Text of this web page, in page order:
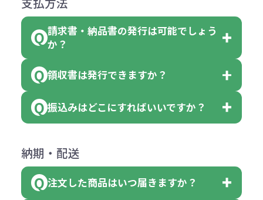
費用）
クエアトート」は10個単位でしたら
色を指定出来るので、ピンクを100
個、ブルーを90個、イエローを110
【色指定の仕方】
に必要な個数を入力ください。
※10個単位など購入できる単位が決
合
●名入れ、オリジナルの内容が異な
っていた場合
または返金にて対応させていただき
ます。
その際不良品については送料着払い
ください。
（商品の状態により、対応が変わる
計算例：
＜1色印刷の場合＞
（提供価格（商品代）+名入れ費用
（印刷代））×枚数+製版代
（提供価格（商品代）+名入れ費用
×色数
※例えば2色印刷の場合には、名入
れ費用が2倍、製版代が2倍必要で
ていただきます。
見積もりサポートから個別でお問い
請求書・納品書の発行は可能でしょう
か？
会員様はマイページより各種帳票の
ダウンロードが可能です。
詳しくはこちらはご確認ください。
領収書のダウンロード
領収書は発行できますか？
会員様はマイページより各種帳票の
詳しくはこちらはご確認ください。
領収書のダウンロード
振込みはどこにすればいいですか？
下記口座にお願いします。
■三菱UFJ銀行
小田井支店（おたいしてん）
納期・配送
注文した商品はいつ届きますか？